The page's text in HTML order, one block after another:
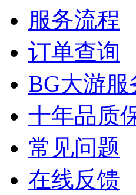
服务流程
订单查询
BG大游服
十年品质
常见问题
在线反馈